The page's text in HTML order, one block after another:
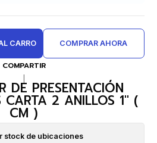
CARRO COMPRAR AHORA
COMPARTIR
DE PRESENTACIÓN
CARTA 2 ANILLOS 1'' (
CM )
stock de ubicaciones